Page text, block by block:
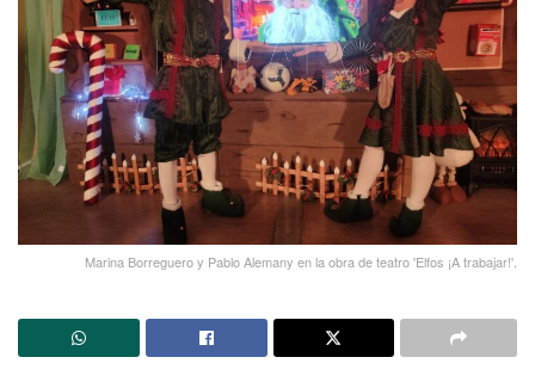
Marina Borreguero y Pablo Alemany en la obra de teatro 'Elfos ¡A trabajar!'.